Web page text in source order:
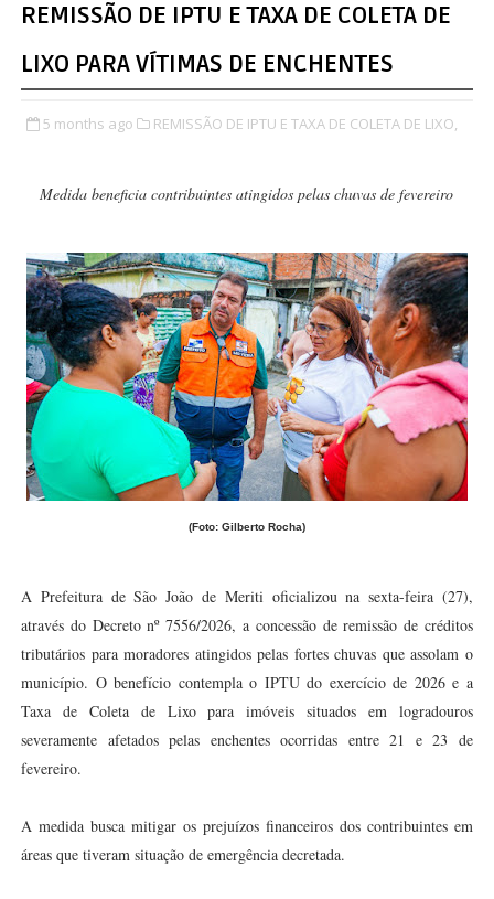
REMISSÃO DE IPTU E TAXA DE COLETA DE
LIXO PARA VÍTIMAS DE ENCHENTES
5 months ago REMISSÃO DE IPTU E TAXA DE COLETA DE LIXO,
Medida beneficia contribuintes atingidos pelas chuvas de fevereiro
(Foto: Gilberto Rocha)
A Prefeitura de São João de Meriti oficializou na sexta-feira (27),
através do Decreto nº 7556/2026, a concessão de remissão de créditos
tributários para moradores atingidos pelas fortes chuvas que assolam o
município. O benefício contempla o IPTU do exercício de 2026 e a
Taxa de Coleta de Lixo para imóveis situados em logradouros
severamente afetados pelas enchentes ocorridas entre 21 e 23 de
fevereiro.
A medida busca mitigar os prejuízos financeiros dos contribuintes em
áreas que tiveram situação de emergência decretada.